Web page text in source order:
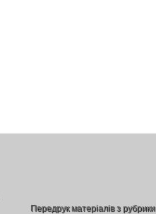
Передрук матеріалів з рубрики